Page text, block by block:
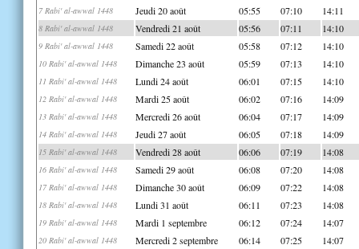
7 Rabi' al-awwal 1448 Jeudi 20 août 05:55 07:10 14:11
8 Rabi' al-awwal 1448 Vendredi 21 août 05:56 07:11 14:10
9 Rabi' al-awwal 1448 Samedi 22 août 05:58 07:12 14:10
10 Rabi' al-awwal 1448 Dimanche 23 août 05:59 07:13 14:10
11 Rabi' al-awwal 1448 Lundi 24 août 06:01 07:15 14:10
12 Rabi' al-awwal 1448 Mardi 25 août 06:02 07:16 14:09
13 Rabi' al-awwal 1448 Mercredi 26 août 06:04 07:17 14:09
14 Rabi' al-awwal 1448 Jeudi 27 août 06:05 07:18 14:09
15 Rabi' al-awwal 1448 Vendredi 28 août 06:06 07:19 14:08
16 Rabi' al-awwal 1448 Samedi 29 août 06:08 07:20 14:08
17 Rabi' al-awwal 1448 Dimanche 30 août 06:09 07:22 14:08
18 Rabi' al-awwal 1448 Lundi 31 août 06:11 07:23 14:08
19 Rabi' al-awwal 1448 Mardi 1 septembre 06:12 07:24 14:07
20 Rabi' al-awwal 1448 Mercredi 2 septembre 06:14 07:25 14:07